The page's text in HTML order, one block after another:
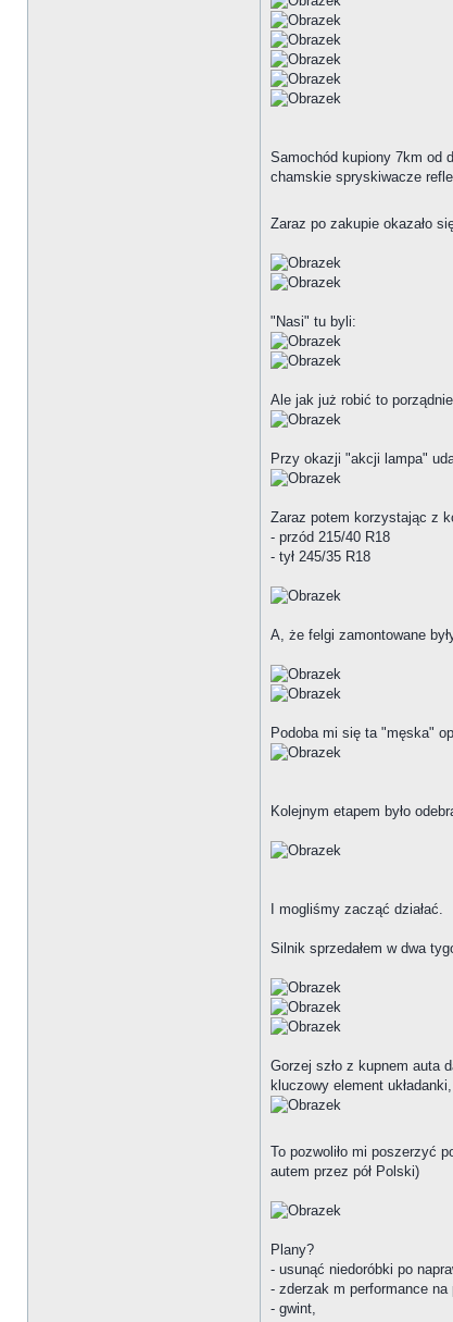
Samochód kupiony 7km od
chamskie spryskiwacze
Zaraz po zakupie okazało
"Nasi" tu byli:
Ale jak już robić to
Przy okazji "akcji lampa"
Zaraz potem korzystając z
- przód 215/40 R18
- tył 245/35 R18
A, że felgi zamontowane
Podoba mi się ta "męska"
Kolejnym etapem było
I mogliśmy zacząć działać.
Silnik sprzedałem w dwa
Gorzej szło z kupnem auta
kluczowy element
To pozwoliło mi poszerzyć
autem przez pół Polski)
Plany?
- usunąć niedoróbki po
- zderzak m performance
- gwint,